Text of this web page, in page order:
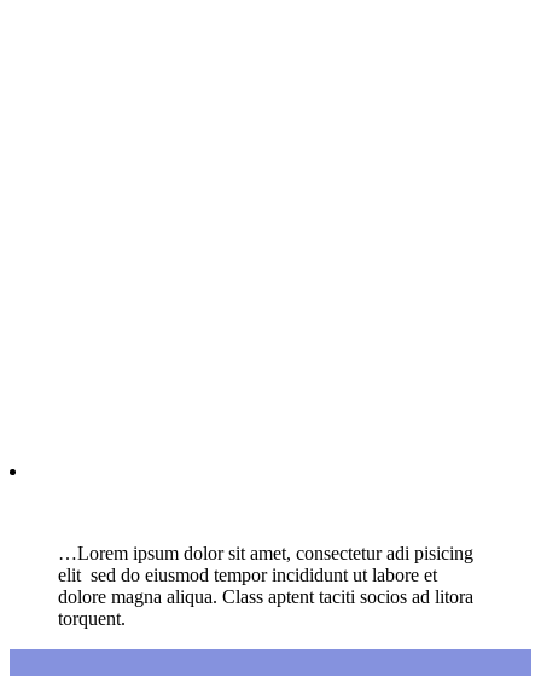
…Lorem ipsum dolor sit amet, consectetur adi pisicing
elit sed do eiusmod tempor incididunt ut labore et
dolore magna aliqua. Class aptent taciti socios ad litora
torquent.